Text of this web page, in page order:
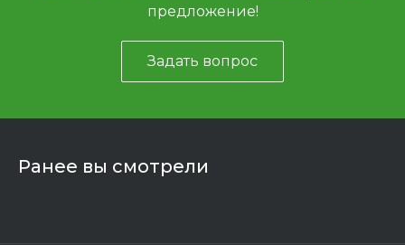
предложение!
Задать вопрос
Ранее вы смотрели